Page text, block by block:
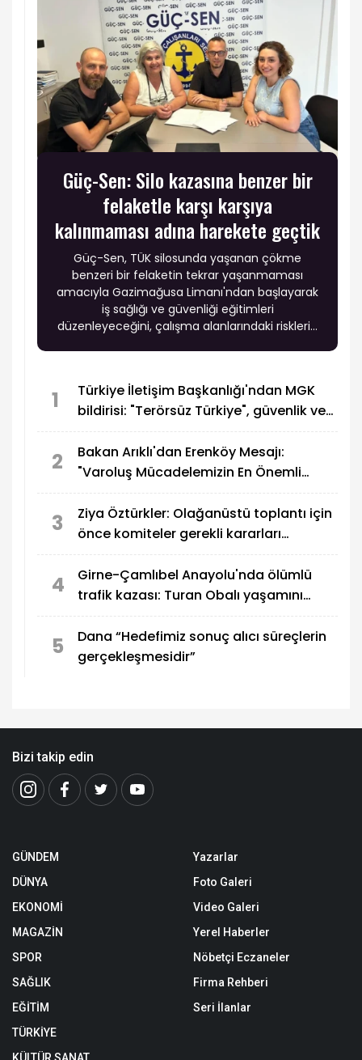
Güç-Sen: Silo kazasına benzer bir
felaketle karşı karşıya
kalınmaması adına harekete geçtik
Güç-Sen, TÜK silosunda yaşanan çökme
benzeri bir felaketin tekrar yaşanmaması
amacıyla Gazimağusa Limanı'ndan başlayarak
iş sağlığı ve güvenliği eğitimleri
düzenleyeceğini, çalışma alanlarındaki risklerin
1
Türkiye İletişim Başkanlığı'ndan MGK
bildirisi: "Terörsüz Türkiye", güvenlik ve
2
Bakan Arıklı'dan Erenköy Mesajı:
"Varoluş Mücadelemizin En Önemli
3
Ziya Öztürkler: Olağanüstü toplantı için
önce komiteler gerekli kararları
4
Girne-Çamlıbel Anayolu'nda ölümlü
trafik kazası: Turan Obalı yaşamını
5
Dana “Hedefimiz sonuç alıcı süreçlerin
gerçekleşmesidir”
Bizi takip edin
GÜNDEM
DÜNYA
EKONOMİ
MAGAZİN
SPOR
SAĞLIK
EĞİTİM
TÜRKİYE
KÜLTÜR SANAT
Yazarlar
Foto Galeri
Video Galeri
Yerel Haberler
Nöbetçi Eczaneler
Firma Rehberi
Seri İlanlar